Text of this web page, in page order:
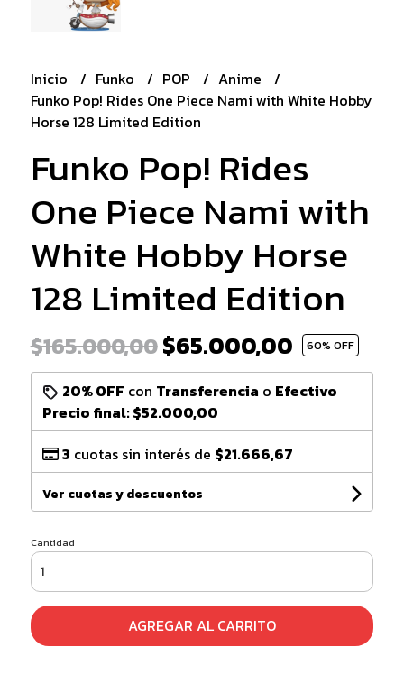
Inicio Funko POP
Anime
Funko Pop! Rides One Piece Nami with White Hobby
Horse 128 Limited Edition
Funko Pop! Rides
One Piece Nami with
White Hobby Horse
128 Limited Edition
$165.000,00$65.000,00 60% OFF
20% OFF con Transferencia o Efectivo
Precio final:$52.000,00
3 cuotas sin interés de $21.666,67
Ver cuotas y descuentos
Cantidad
AGREGAR AL CARRITO